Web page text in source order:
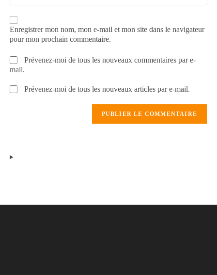
Enregistrer mon nom, mon e-mail et mon site dans le navigateur
pour mon prochain commentaire.
Prévenez-moi de tous les nouveaux commentaires par e-
mail.
Prévenez-moi de tous les nouveaux articles par e-mail.